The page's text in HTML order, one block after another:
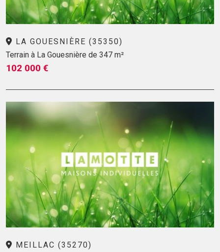
LA GOUESNIÈRE (35350)
Terrain à La Gouesnière de 347 m²
102 000 €
MEILLAC (35270)